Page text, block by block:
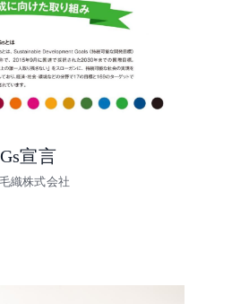
宣言
織株式会社